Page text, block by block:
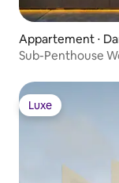
Appartement ⋅
Sub-Penthouse
Luxe
Luxe